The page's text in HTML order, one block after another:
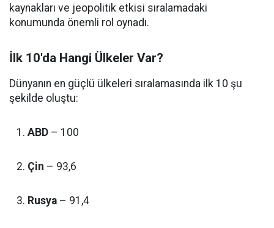
kaynakları ve jeopolitik etkisi sıralamadaki
konumunda önemli rol oynadı.
İlk 10'da Hangi Ülkeler Var?
Dünyanın en güçlü ülkeleri sıralamasında ilk 10 şu
şekilde oluştu:
ABD – 100
Çin – 93,6
Rusya – 91,4